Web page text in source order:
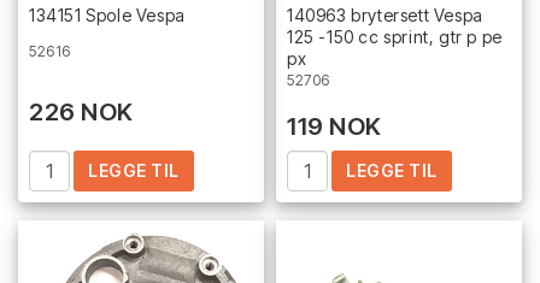
134151 Spole Vespa
52616
226 NOK
LEGGE TIL
140963 brytersett Vespa
125 -150 cc sprint, gtr p pe
px
52706
119 NOK
LEGGE TIL